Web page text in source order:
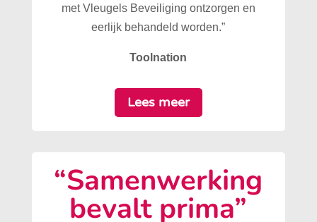
met Vleugels Beveiliging ontzorgen en
eerlijk behandeld worden.”
Toolnation
Lees meer
“Samenwerking
bevalt prima”